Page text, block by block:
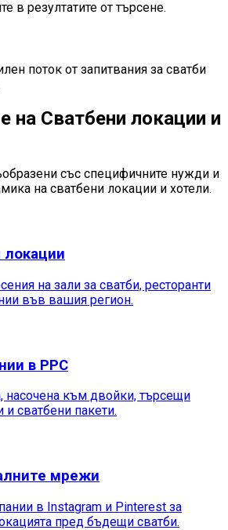
в резултатите от търсене.
поток от запитвания за сватби
на Сватбени локации и
със специфичните нужди и
на сватбени локации и хотели.
локации
на зали за сватби, ресторанти
във вашия регион.
в PPC
насочена към двойки, търсещи
сватбени пакети.
мрежи
в Instagram и Pinterest за
пред бъдещи сватби.